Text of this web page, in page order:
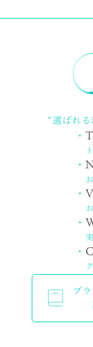
“選ばれ
・
・
・
・
・
ブ